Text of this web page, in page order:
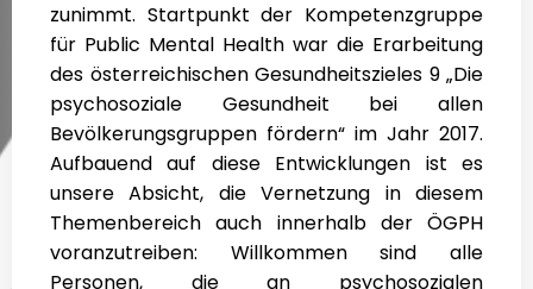
zunimmt. Startpunkt der Kompetenzgruppe
für Public Mental Health war die Erarbeitung
des österreichischen Gesundheitszieles 9 „Die
psychosoziale Gesundheit bei allen
Bevölkerungsgruppen fördern“ im Jahr 2017.
Aufbauend auf diese Entwicklungen ist es
unsere Absicht, die Vernetzung in diesem
Themenbereich auch innerhalb der ÖGPH
voranzutreiben: Willkommen sind alle
Personen, die an psychosozialen